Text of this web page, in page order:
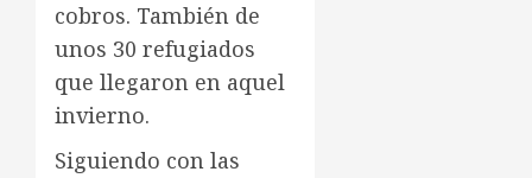
cobros. También de
unos 30 refugiados
que llegaron en aquel
invierno.
Siguiendo con las